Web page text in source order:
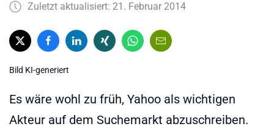
Zuletzt aktualisiert: 21. Februar 2014
Bild KI-generiert
Es wäre wohl zu früh, Yahoo als wichtigen
Akteur auf dem Suchemarkt abzuschreiben.